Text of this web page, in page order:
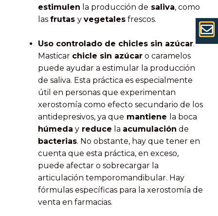
estimulen la producción de saliva, como
las frutas y vegetales frescos.
Uso controlado de chicles sin azúcar.
Masticar chicle sin azúcar o caramelos
puede ayudar a estimular la producción
de saliva. Esta práctica es especialmente
útil en personas que experimentan
xerostomía como efecto secundario de los
antidepresivos, ya que mantiene la boca
húmeda y reduce la acumulación de
bacterias. No obstante, hay que tener en
cuenta que esta práctica, en exceso,
puede afectar o sobrecargar la
articulación temporomandibular. Hay
fórmulas específicas para la xerostomía de
venta en farmacias.